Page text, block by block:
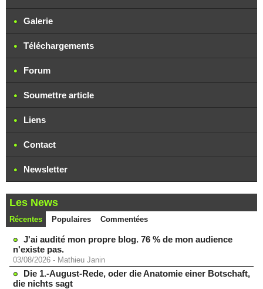
Galerie
Téléchargements
Forum
Soumettre article
Liens
Contact
Newsletter
Les News
Récentes Populaires Commentées
J'ai audité mon propre blog. 76 % de mon audience
n'existe pas.
03/08/2026 - Mathieu Janin
Die 1.-August-Rede, oder die Anatomie einer Botschaft,
die nichts sagt